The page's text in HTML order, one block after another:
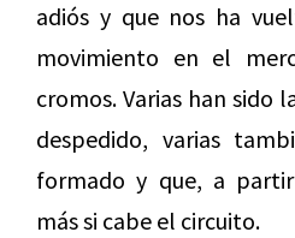
adiós y que nos ha
movimiento en el
cromos. Varias han sido
despedido, varias
formado y que, a
más si cabe el circuito.